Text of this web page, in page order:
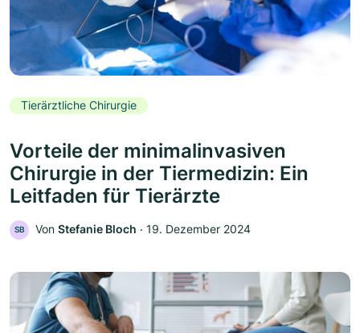
Tierärztliche Chirurgie
Vorteile der minimalinvasiven
Chirurgie in der Tiermedizin: Ein
Leitfaden für Tierärzte
SB Von Stefanie Bloch ‧ 19. Dezember 2024